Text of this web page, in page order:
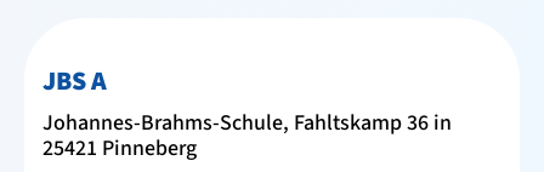
JBS A
Johannes-Brahms-Schule, Fahltskamp 36 in
25421 Pinneberg
Newsletter
Downloads